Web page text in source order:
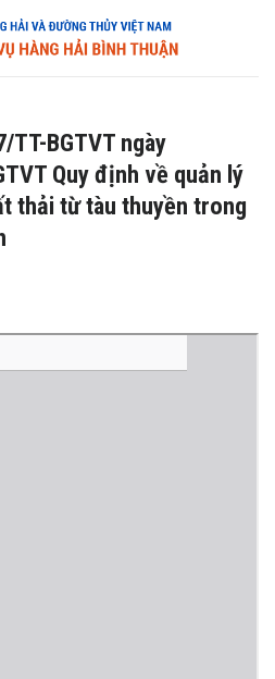
TT-BGTVT ngày
Quy định về quản lý
thải từ tàu thuyền trong